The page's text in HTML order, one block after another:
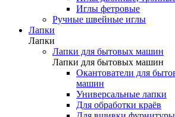
Иглы фетровые
Ручные швейные иглы
Лапки
Лапки
Лапки для бытовых машин
Лапки для бытовых машин
Окантователи для
машин
Универсальные лапки
Для обработки краёв